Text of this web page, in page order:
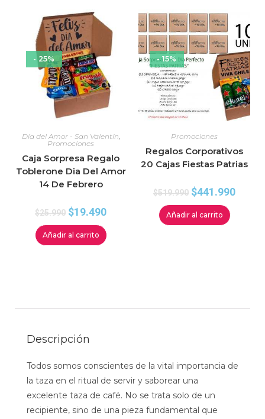
- 25%
Día del Amor - San Valentín,
Promociones
Caja Sorpresa Regalo
Toblerone Dia Del Amor
14 De Febrero
$25.990 $19.490
Añadir al carrito
- 15%
Promociones
Regalos Corporativos
20 Cajas Fiestas Patrias
$519.990 $441.990
Añadir al carrito
Descripción
Todos somos conscientes de la vital importancia de
la taza en el ritual de servir y saborear una
excelente taza de café. No se trata solo de un
recipiente, sino de una pieza fundamental que